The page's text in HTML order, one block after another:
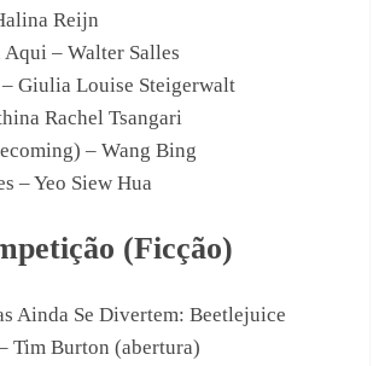
Reijn
– Walter Salles
Giulia Louise Steigerwalt
Rachel Tsangari
– Wang Bing
– Yeo Siew Hua
(Ficção)
Ainda Se Divertem: Beetlejuice
Tim Burton (abertura)